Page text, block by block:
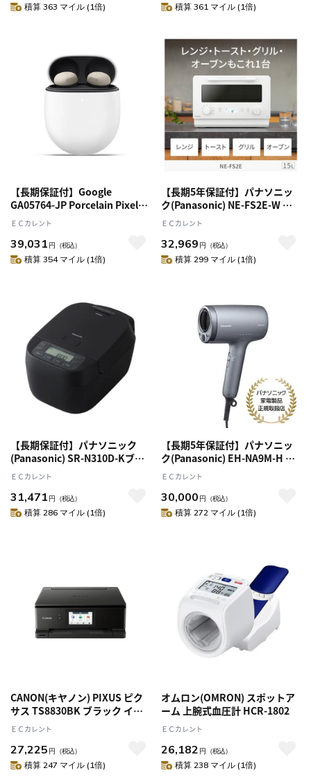
積算 363 マイル (1倍) 積算 361 マイル (1倍)
【長期保証付】Google
GA05764-JP Porcelain Pixel
Buds Pro 2 完全ワイヤレスイ
ＥＣカレント
39,031 円 （税込）
積算 354 マイル (1倍)
【長期5年保証付】パナソニッ
ク(Panasonic) NE-FS2E-W ホ
ワイト オーブンレンジ 15L 電
ＥＣカレント
32,969 円 （税込）
積算 299 マイル (1倍)
【長期保証付】パナソニック
(Panasonic) SR-N310D-Kブラ
ック 可変圧力IHジャー炊飯
器 おどり炊き 5.5合
ＥＣカレント
31,471 円 （税込）
積算 286 マイル (1倍)
【長期5年保証付】パナソニッ
ク(Panasonic) EH-NA9M-H ヘ
アードライヤー ナノケア ノー
ブルグレー
ＥＣカレント
30,000 円 （税込）
積算 272 マイル (1倍)
CANON(キヤノン) PIXUS ピク
サス TS8830BK ブラック イン
クジェットプリンター A4対応
ＥＣカレント
27,225 円 （税込）
積算 247 マイル (1倍)
オムロン(OMRON) スポットア
ーム 上腕式血圧計 HCR-1802
ＥＣカレント
26,182 円 （税込）
積算 238 マイル (1倍)